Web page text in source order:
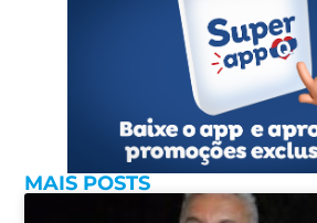
MAIS POSTS